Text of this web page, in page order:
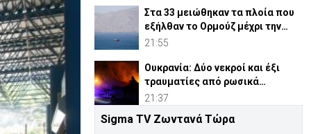
Στα 33 μειώθηκαν τα πλοία που
εξήλθαν το Ορμούζ μέχρι την
Πέμπτη
21:55
Ουκρανία: Δύο νεκροί και έξι
τραυματίες από ρωσικά
πλήγματα
21:37
ΗΠΑ: Η Γερουσία ενέκρινε νέες
Sigma TV Ζωντανά Τώρα